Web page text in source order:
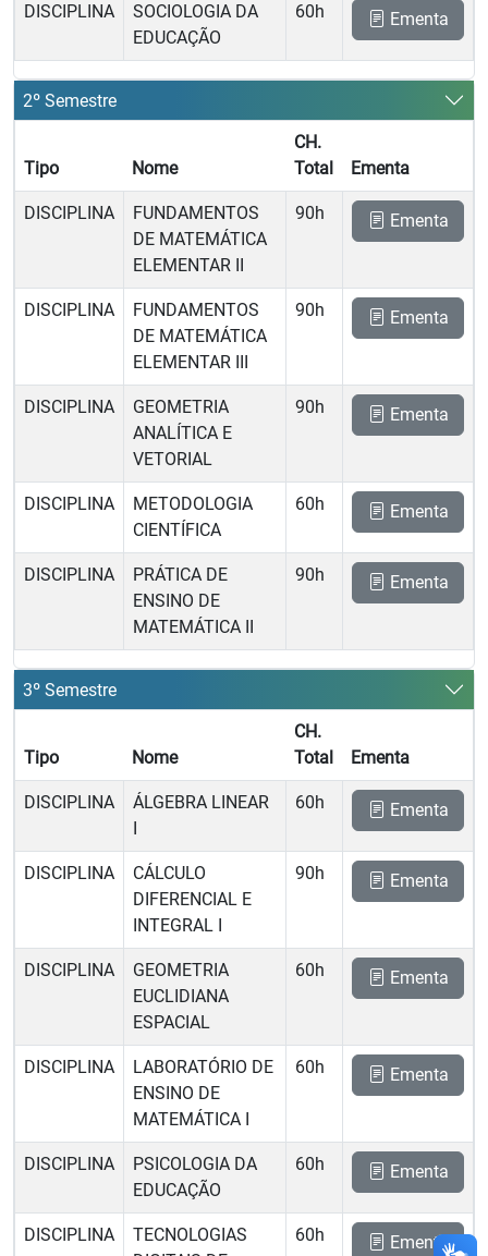
DISCIPLINA
SOCIOLOGIA DA
EDUCAÇÃO
60h Ementa
2º Semestre
Tipo Nome
CH.
Total
Ementa
DISCIPLINA
FUNDAMENTOS
DE MATEMÁTICA
ELEMENTAR II
90h Ementa
DISCIPLINA
FUNDAMENTOS
DE MATEMÁTICA
ELEMENTAR III
90h Ementa
DISCIPLINA
GEOMETRIA
ANALÍTICA E
VETORIAL
90h Ementa
DISCIPLINA
METODOLOGIA
CIENTÍFICA
60h Ementa
DISCIPLINA
PRÁTICA DE
ENSINO DE
MATEMÁTICA II
90h Ementa
3º Semestre
Tipo Nome
CH.
Total
Ementa
DISCIPLINA
ÁLGEBRA LINEAR
I
60h Ementa
DISCIPLINA
CÁLCULO
DIFERENCIAL E
INTEGRAL I
90h Ementa
DISCIPLINA
GEOMETRIA
EUCLIDIANA
ESPACIAL
60h Ementa
DISCIPLINA
LABORATÓRIO DE
ENSINO DE
MATEMÁTICA I
60h Ementa
DISCIPLINA
PSICOLOGIA DA
EDUCAÇÃO
60h Ementa
DISCIPLINA
TECNOLOGIAS
60h Ementa